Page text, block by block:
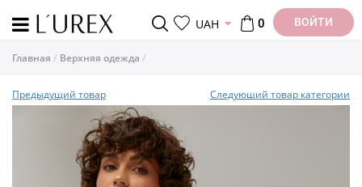
UAH 0 ВОЙТИ
Главная Верхняя одежда
Предыдущий товар Следуюший товар категории